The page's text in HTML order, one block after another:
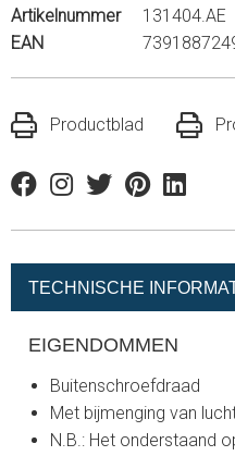
Artikelnummer
131404.AE
EAN
Productblad
FacebookInstagram
TwitterPinterestLinkedin
TECHNISCHE
EIGENDOMMEN
Buitenschroefdraad
Met bijmenging van
N.B.: Het onderstaand